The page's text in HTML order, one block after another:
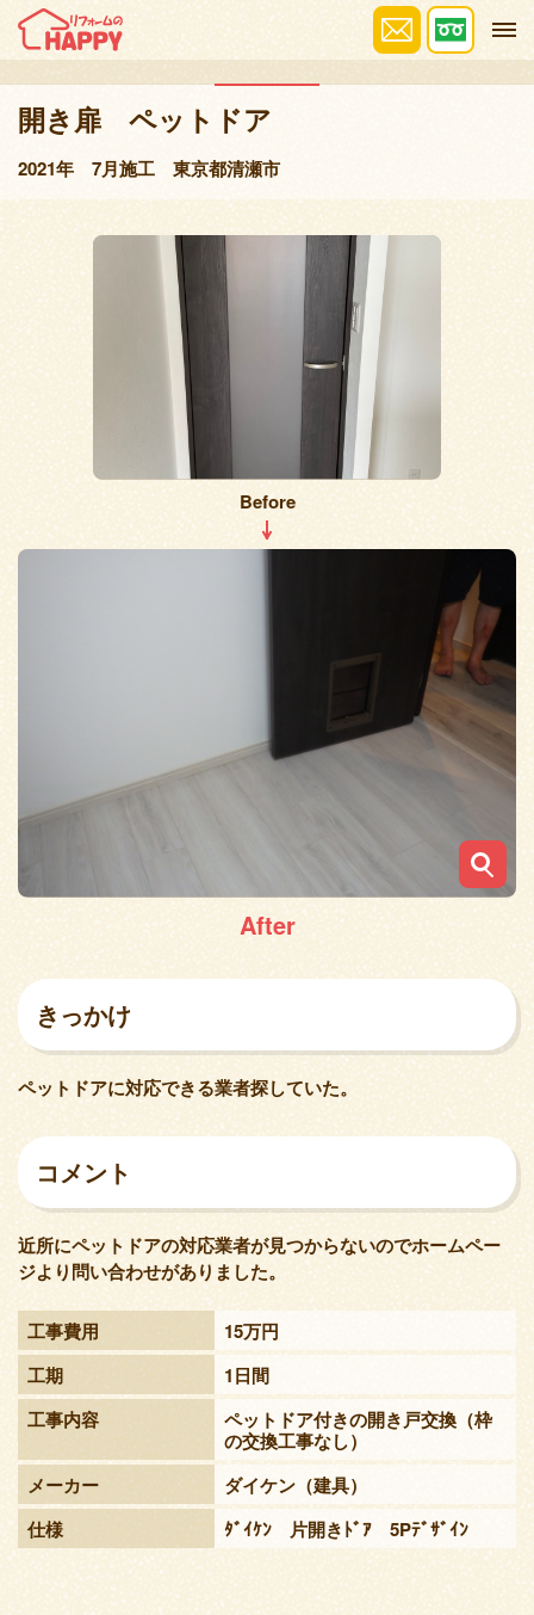
施工事例
開き扉 ペットドア
2021年 7月施工 東京都清瀬市
Before
After
きっかけ
ペットドアに対応できる業者探していた。
コメント
近所にペットドアの対応業者が見つからないのでホームペー
ジより問い合わせがありました。
工事費用
15万円
工期
1日間
工事内容
ペットドア付きの開き戸交換（枠
の交換工事なし）
メーカー
ダイケン（建具）
仕様
ﾀﾞｲｹﾝ 片開きﾄﾞｱ 5Pﾃﾞｻﾞｲﾝ